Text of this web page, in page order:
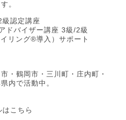
。
認定講座
ドバイザー講座 3級/2級
リング®導入）サポート
・鶴岡市・三川町・庄内町・
内で活動中。
こちら